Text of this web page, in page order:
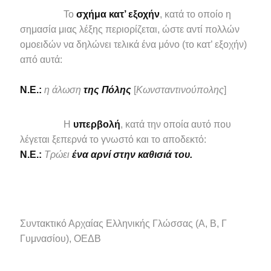
Τοσχήμα κατ’ εξοχήν, κατά το οποίο η
σημασία μιας λέξης περιορίζεται, ώστε αντί πολλών
ομοειδών να δηλώνει τελικά ένα μόνο (το κατ’ εξοχήν)
από αυτά:
N.E.: η άλωσητης Πόλης [Κωνσταντινούπολης]
Η υπερβολή, κατά την οποία αυτό που
λέγεται ξεπερνά το γνωστό και το αποδεκτό:
N.E.: Τρώειένα αρνί στην καθισιά του.
Συντακτικό Αρχαίας Ελληνικής Γλώσσας (Α, Β, Γ
Γυμνασίου), ΟΕΔΒ